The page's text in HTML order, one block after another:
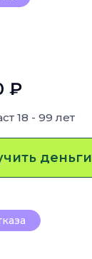
₽
18 - 99 лет
деньги